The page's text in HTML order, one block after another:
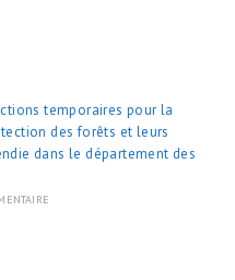
temporaires pour la
des forêts et leurs
dans le département des